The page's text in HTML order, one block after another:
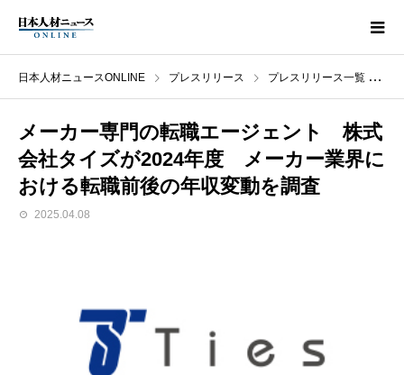
日本人材ニュースONLINE プレスリリース プレスリリース一覧
メーカー専門の転職エージェント 株式
会社タイズが2024年度 メーカー業界に
おける転職前後の年収変動を調査
2025.04.08